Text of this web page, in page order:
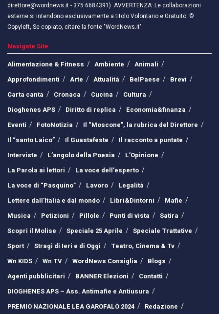
direttore@wordnews.it - ​​375.6684391). AVVERTENZA: Le collaborazioni
esterne si intendono esclusivamente a titolo Volontario e Gratuito. ©
Copyleft, Se copiato, citare la fonte "WordNews.it"
Navigate Site
Alimentazione & Fitness
Ambiente
Animali
Approfondimenti
Arte Attualità BelPaese
Brevi
Carta canta
Cronaca Cucina
Cultura
Dioghenes APS
Diritto di replica
Economia&finanza
Eventi
FotoNotizia
Il “Moscone”, la rubrica del Direttore
Il “santo Laico”
Il Guastafeste
Il racconto a puntate
Interviste
L’angolo della Poesia
L’Opinione
La Parola ai lettori
La voce dell’esperto
La voce di “Pasquino”
Lavoro
Legalità
Lettere dall’Italia e dal mondo
Libri&Dintorni
Mafie
Musica
Petizioni Pillole Punti di vista
Satira
Scopri il Molise
Speciale 25 Aprile
Speciale Trattative
Sport
Stragi di Ieri e di Oggi
Teatro, Cinema & Tv
Wn KIDS
Wn TV WordNews Consiglia
Blogs
Agenti pubblicitari
BANNER Elezioni
Contatti
DIOGHENES APS – Ass. Antimafie e Antiusura
PREMIO NAZIONALE LEA GAROFALO 2024
Redazione